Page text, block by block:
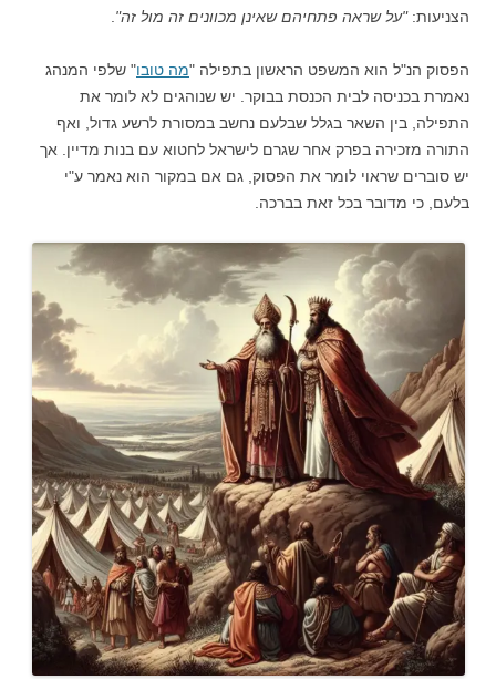
הצניעות:"על שראה פתחיהם שאינן מכוונים זה מול זה"
הפסוק הנ"ל הוא המשפט הראשון בתפילה "מה טובו" שלפי המנהג
נאמרת בכניסה לבית הכנסת בבוקר. יש שנוהגים לא לומר את
התפילה, בין השאר בגלל שבלעם נחשב במסורת לרשע גדול, ואף
התורה מזכירה בפרק אחר שגרם לישראל לחטוא עם בנות מדיין. אך
יש סוברים שראוי לומר את הפסוק, גם אם במקור הוא נאמר ע"י
בלעם, כי מדובר בכל זאת בברכה.